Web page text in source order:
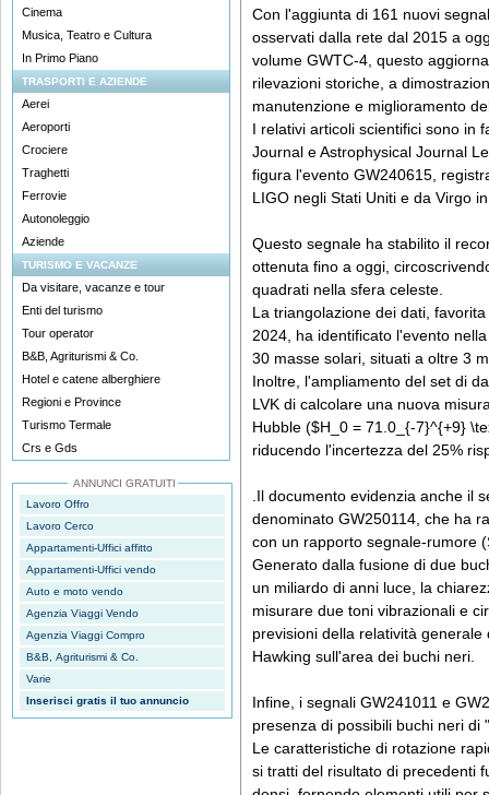
Cinema
Musica, Teatro e Cultura
In Primo Piano
TRASPORTI E AZIENDE
Aerei
Aeroporti
Crociere
Traghetti
Ferrovie
Autonoleggio
Aziende
TURISMO E VACANZE
Da visitare, vacanze e tour
Enti del turismo
Tour operator
B&B, Agriturismi & Co.
Hotel e catene alberghiere
Regioni e Province
Turismo Termale
Crs e Gds
ANNUNCI GRATUITI
Lavoro Offro
Lavoro Cerco
Appartamenti-Uffici affitto
Appartamenti-Uffici vendo
Auto e moto vendo
Agenzia Viaggi Vendo
Agenzia Viaggi Compro
B&B, Agriturismi & Co.
Varie
Inserisci gratis il tuo annuncio
Con l'aggiunta di 161 nuovi
osservati dalla rete dal 2015 a
volume GWTC-4, questo
rilevazioni storiche, a
manutenzione e miglioramento
I relativi articoli scientifici sono in
Journal e Astrophysical Journal
figura l'evento GW240615,
LIGO negli Stati Uniti e da Virgo
Questo segnale ha stabilito il
ottenuta fino a oggi,
quadrati nella sfera celeste.
La triangolazione dei dati,
2024, ha identificato l'evento
30 masse solari, situati a oltre 3
Inoltre, l'ampliamento del set di
LVK di calcolare una nuova
Hubble ($H_0 = 71.0_{-7}^{+9}
riducendo l'incertezza del 25%
.Il documento evidenzia anche il
denominato GW250114, che ha
con un rapporto segnale-rumore
Generato dalla fusione di due
un miliardo di anni luce, la
misurare due toni vibrazionali e
previsioni della relatività
Hawking sull'area dei buchi neri.
Infine, i segnali GW241011 e
presenza di possibili buchi neri di
Le caratteristiche di rotazione
si tratti del risultato di precedenti